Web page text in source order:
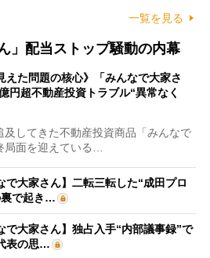
一覧を見る
」配当ストップ騒動の内幕
えた問題の核心》「みんなで大家さ
円超不動産投資トラブル“異常なく
してきた不動産投資商品「みんなで
局面を迎えている…
で大家さん】二転三転した“成田プロ
裏で起き…
で大家さん】独占入手“内部議事録”で
表の思…